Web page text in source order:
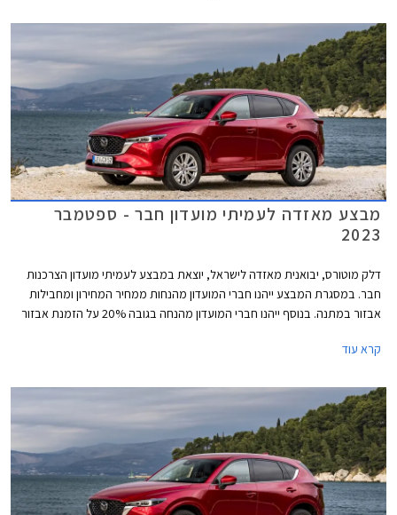
מבצע מאזדה לעמיתי מועדון חבר - ספטמבר
2023
דלק מוטורס, יבואנית מאזדה לישראל, יוצאת במבצע לעמיתי מועדון הצרכנות
חבר. במסגרת המבצע ייהנו חברי המועדון מהנחות ממחיר המחירון ומחבילות
אבזור במתנה. בנוסף ייהנו חברי המועדון מהנחה בגובה 20% על הזמנת אבזור
התצוגה של מאזדה בין התאריכים 12.09.2023-13.10.2023.
קרא עוד